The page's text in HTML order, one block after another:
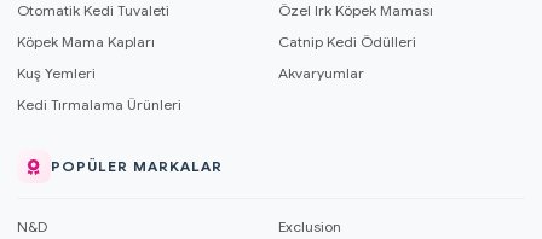
Otomatik Kedi Tuvaleti
Özel Irk Köpek Maması
Köpek Mama Kapları
Catnip Kedi Ödülleri
Kuş Yemleri
Akvaryumlar
Kedi Tırmalama Ürünleri
POPÜLER MARKALAR
N&D
Exclusion